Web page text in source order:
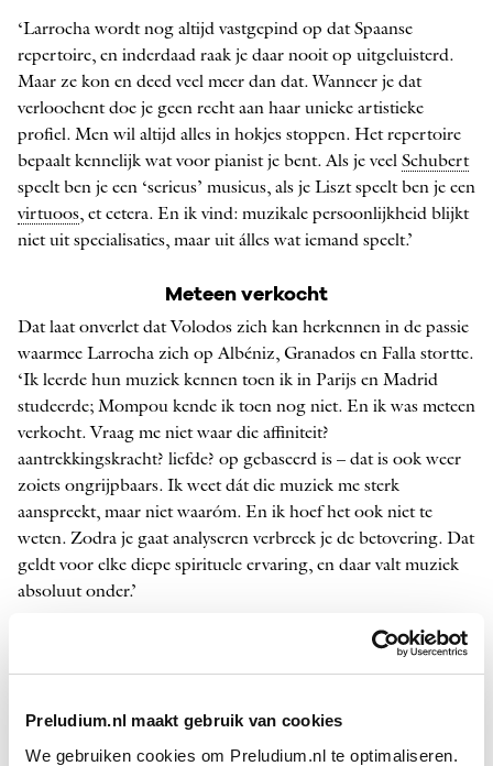
Preludium.nl maakt gebruik van cookies
We gebruiken cookies om Preludium.nl te optimaliseren.
FOTO: MARCO BORGGREVE
‘Larrocha wordt nog altijd vastgepind op dat Spaanse
repertoire, en inderdaad raak je daar nooit op uitgeluisterd.
Maar ze kon en deed veel meer dan dat. Wanneer je dat
verloochent doe je geen recht aan haar unieke artistieke
profiel. Men wil altijd alles in hokjes stoppen. Het repertoire
bepaalt kennelijk wat voor pianist je bent. Als je veel Schubert
speelt ben je een ­‘serieus’ musicus, als je Liszt speelt ben je een
virtuoos, et cetera. En ik vind: muzi­kale persoonlijkheid blijkt
niet uit specialisaties, maar uit álles wat iemand speelt.’
Meteen verkocht
Dat laat onverlet dat Volodos zich kan herkennen in de passie
waarmee Larrocha zich op Albéniz, Granados en Falla stortte.
‘Ik leerde hun muziek kennen toen ik in Parijs en Madrid
studeerde; Mompou kende ik toen nog niet. En ik was meteen
verkocht. Vraag me niet waar die affiniteit?
aantrekkingskracht? liefde? op gebaseerd is – dat is ook weer
zoiets ongrijpbaars. Ik weet dát die muziek me sterk
aanspreekt, maar niet waaróm. En ik hoef het ook niet te
weten. Zodra je gaat analyseren verbreek je de betovering. Dat
geldt voor elke diepe spirituele ervaring, en daar valt muziek
absoluut onder.’
‘Trouwens, ik vind het gevaarlijk en onjuist om componisten
op één hoop te gooien vanwege hun nationaliteit. Elk van hen
uitgingen van inheemse volksmuziek kwamen er altijd andere
invloeden bij. Stravinsky waaierde na zijn Russische start alle